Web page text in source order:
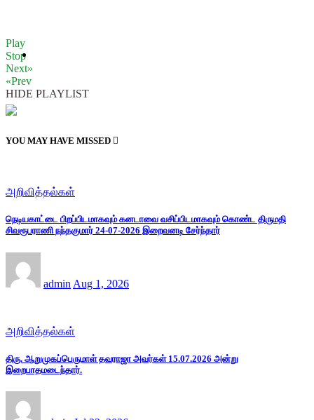
Play
Stop
Next»
«Prev
HIDE PLAYLIST
YOU MAY HAVE MISSED
அறிவித்தல்கள்
நெடியகாட்டை பிறப்பிடமாகவும் கனடாவை வசிப்பிடமாகவும் கொண்ட திருமதி
சிவரூபராணி நந்தகுமார் 24-07-2026 இறைவனடி சேர்ந்தார்
admin Aug 1, 2026
அறிவித்தல்கள்
திரு. ஆறுமுகப்பெருமாள் தவராஜா அவர்கள் 15.07.2026 அன்று
இறைபாதமடைந்தார்.